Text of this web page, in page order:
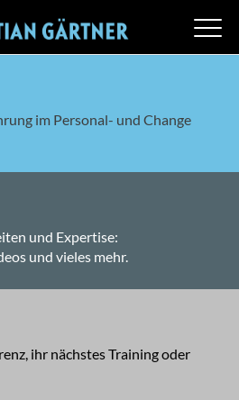
im Personal- und Change
und Expertise:
und vieles mehr.
ihr nächstes Training oder